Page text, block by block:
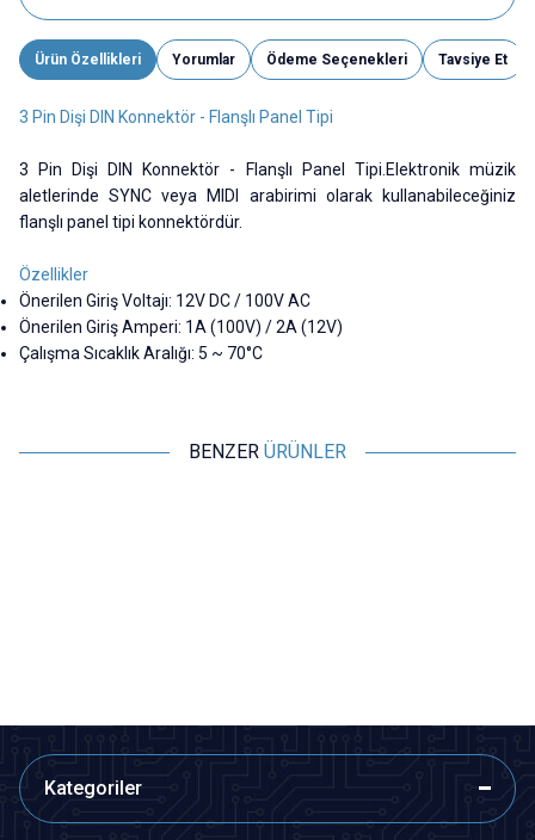
Ürün Özellikleri Yorumlar Ödeme Seçenekleri Tavsiye Et
3 Pin Dişi DIN Konnektör - Flanşlı Panel Tipi
3 Pin Dişi DIN Konnektör - Flanşlı Panel Tipi.Elektronik müzik
aletlerinde SYNC veya MIDI arabirimi olarak kullanabileceğiniz
flanşlı panel tipi konnektördür.
Özellikler
Önerilen Giriş Voltajı: 12V DC / 100V AC
Önerilen Giriş Amperi: 1A (100V) / 2A (12V)
Çalışma Sıcaklık Aralığı: 5 ~ 70°C
BENZER ÜRÜNLER
Kategoriler